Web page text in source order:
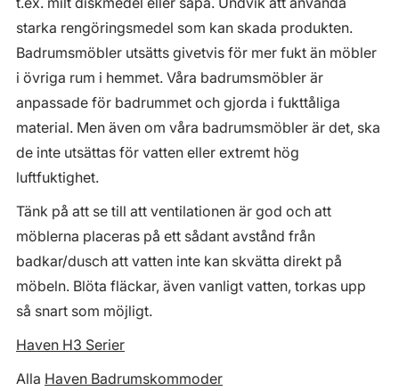
starka rengöringsmedel som kan skada produkten.
Badrumsmöbler utsätts givetvis för mer fukt än möbler
i övriga rum i hemmet. Våra badrumsmöbler är
anpassade för badrummet och gjorda i fukttåliga
material. Men även om våra badrumsmöbler är det, ska
de inte utsättas för vatten eller extremt hög
luftfuktighet.
Tänk på att se till att ventilationen är god och att
möblerna placeras på ett sådant avstånd från
badkar/dusch att vatten inte kan skvätta direkt på
möbeln. Blöta fläckar, även vanligt vatten, torkas upp
så snart som möjligt.
Haven H3 Serier
Alla Haven Badrumskommoder